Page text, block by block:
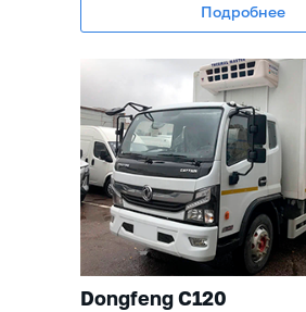
Подробнее
Dongfeng C120